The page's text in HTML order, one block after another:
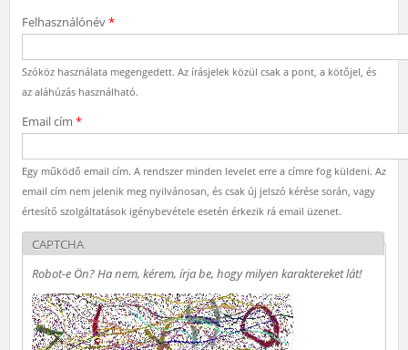
Felhasználónév*
Szóköz használata megengedett. Az írásjelek közül csak a pont, a kötőjel, és
az aláhúzás használható.
Email cím *
Egy működő email cím. A rendszer minden levelet erre a címre fog küldeni. Az
email cím nem jelenik meg nyilvánosan, és csak új jelszó kérése során, vagy
értesítő szolgáltatások igénybevétele esetén érkezik rá email üzenet.
CAPTCHA
Robot-e Ön? Ha nem, kérem, írja be, hogy milyen karaktereket lát!